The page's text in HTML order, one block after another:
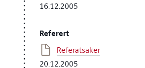
16.12.2005
Referert
Referatsaker
20.12.2005